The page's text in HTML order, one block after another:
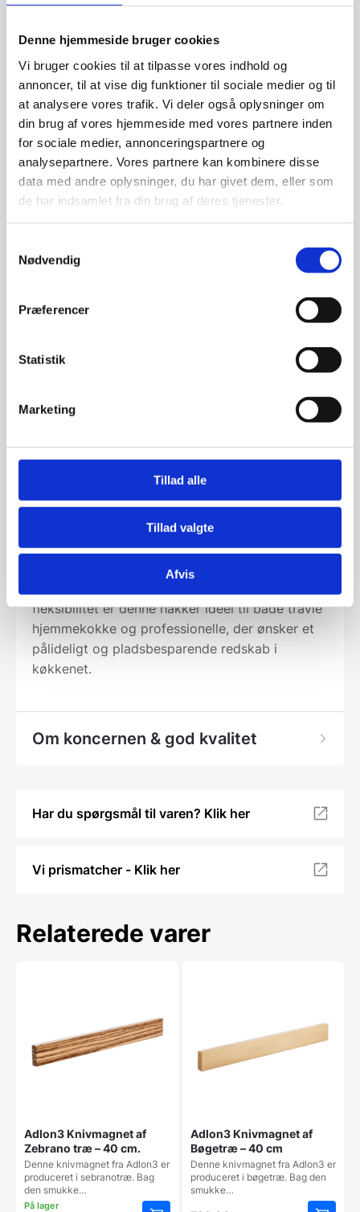
Denne hjemmeside bruger cookies
Vi bruger cookies til at tilpasse vores indhold og
annoncer, til at vise dig funktioner til sociale medier og til
at analysere vores trafik. Vi deler også oplysninger om
din brug af vores hjemmeside med vores partnere inden
for sociale medier, annonceringspartnere og
analysepartnere. Vores partnere kan kombinere disse
data med andre oplysninger, du har givet dem, eller som
de har indsamlet fra din brug af deres tjenester.
Nødvendig
Præferencer
Statistik
Marketing
Tillad alle
Tillad valgte
Afvis
Effektiv og ledningsfri hakker i robust design
Med en kraftfuld 200W motor og skarpe knive i
rustfrit stål leverer denne ledningsfri hakker
præcis og ensartet hakning af grøntsager,
nødder og krydderurter. Den matte sorte
overflade med kromdetaljer og den
gennemsigtige, BPA-frie glasbeholder på 1000
ml kombinerer æstetik med funktionalitet og
giver fuldt overblik over ingredienserne under
brug. Den kompakte, runde form sikrer en
trådløse konstruktion giver frihed til at arbejde
ledninger.
professionelle og private
kontrol over fin- eller grovhakning, medfølger
flødeskum og tilberedning af saucer. Det
anvendelser pr. opladning og oplades hurtigt på
ca. 2,5 timer, hvilket gør produktet både
praktisk og bæredygtigt. Det slidstærke,
ridsebestandige plastik i toppen er let at
rengøre og bidrager til langvarig holdbarhed.
fleksibilitet er denne hakker ideel til både travle
hjemmekokke og professionelle, der ønsker et
pålideligt og pladsbesparende redskab i
køkkenet.
Om koncernen & god kvalitet
Har du spørgsmål til varen? Klik her
Vi prismatcher - Klik her
Relaterede varer
Adlon3 Knivmagnet af
Zebrano træ – 40 cm.
Denne knivmagnet fra Adlon3 er
produceret i sebranotræ. Bag
den smukke…
Adlon3 Knivmagnet af
Bøgetræ – 40 cm
Denne knivmagnet fra Adlon3 er
produceret i bøgetræ. Bag den
smukke…